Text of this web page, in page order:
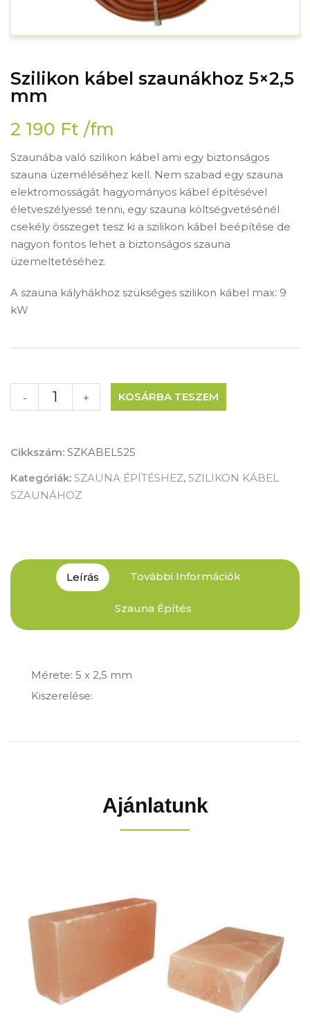
Szilikon kábel szaunákhoz 5×2,5
mm
2 190 Ft /fm
Szaunába való szilikon kábel ami egy biztonságos
szauna üzeméléséhez kell. Nem szabad egy szauna
elektromosságát hagyományos kábel építésével
életveszélyessé tenni, egy szauna költségvetésénél
csekély összeget tesz ki a szilikon kábel beépítése de
nagyon fontos lehet a biztonságos szauna
üzemeltetéséhez.
A szauna kályhákhoz szükséges szilikon kábel max: 9
kW
+
- KOSÁRBA TESZEM
Cikkszám: SZKABEL525
Kategóriák: SZAUNA ÉPÍTÉSHEZ, SZILIKON KÁBEL
SZAUNÁHOZ
Leírás További Információk
Szauna Építés
Mérete: 5 x 2,5 mm
Kiszerelése:
Ajánlatunk